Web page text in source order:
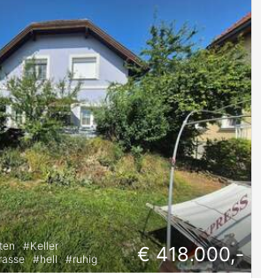
#Keller
#hell #ruhig € 418.000,-